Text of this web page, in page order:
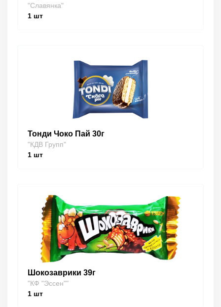
"Славянка"
1 шт
Тонди Чоко Пай 30г
"КДВ Групп"
1 шт
Шокозаврики 39г
"КФ "Эссен""
1 шт